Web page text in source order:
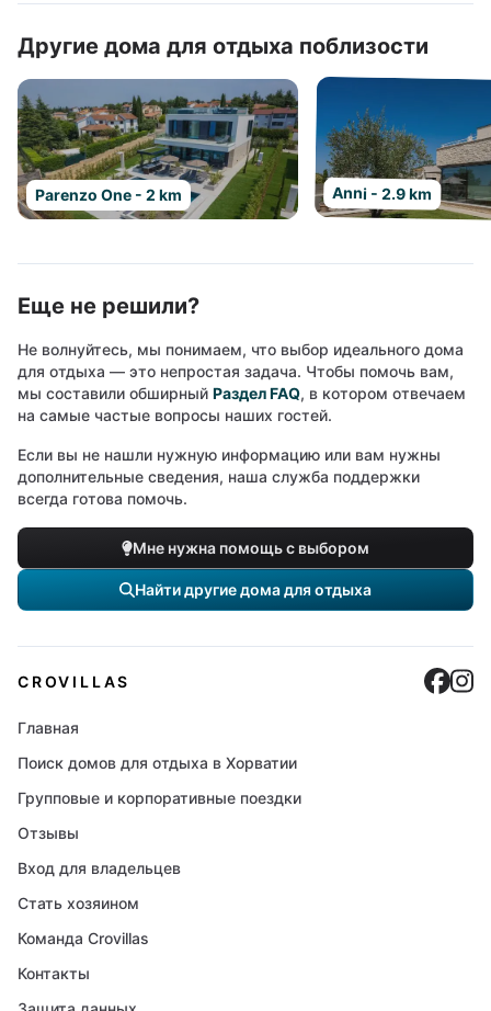
Другие дома для отдыха поблизости
Parenzo One - 2 km Anni - 2.9 km
Еще не решили?
Не волнуйтесь, мы понимаем, что выбор идеального дома
для отдыха — это непростая задача. Чтобы помочь вам,
мы составили обширный Раздел FAQ, в котором отвечаем
на самые частые вопросы наших гостей.
Если вы не нашли нужную информацию или вам нужны
дополнительные сведения, наша служба поддержки
всегда готова помочь.
Мне нужна помощь с выбором
Найти другие дома для отдыха
CROVILLAS
Главная
Поиск домов для отдыха в Хорватии
Групповые и корпоративные поездки
Отзывы
Вход для владельцев
Стать хозяином
Команда Crovillas
Контакты